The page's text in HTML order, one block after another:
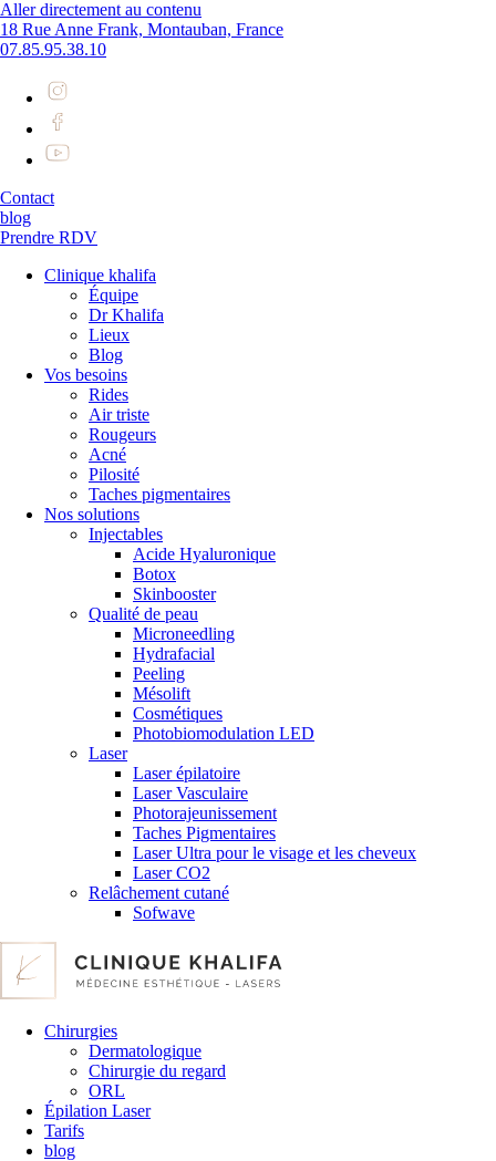
Aller directement au contenu
18 Rue Anne Frank, Montauban, France
07.85.95.38.10
Contact
blog
Prendre RDV
Clinique khalifa
Équipe
Dr Khalifa
Lieux
Blog
Vos besoins
Rides
Air triste
Rougeurs
Acné
Pilosité
Taches pigmentaires
Nos solutions
Injectables
Acide Hyaluronique
Botox
Skinbooster
Qualité de peau
Microneedling
Hydrafacial
Peeling
Mésolift
Cosmétiques
Photobiomodulation LED
Laser
Laser épilatoire
Laser Vasculaire
Photorajeunissement
Taches Pigmentaires
Laser Ultra pour le visage et les cheveux
Laser CO2
Relâchement cutané
Sofwave
Chirurgies
Dermatologique
Chirurgie du regard
ORL
Épilation Laser
Tarifs
blog